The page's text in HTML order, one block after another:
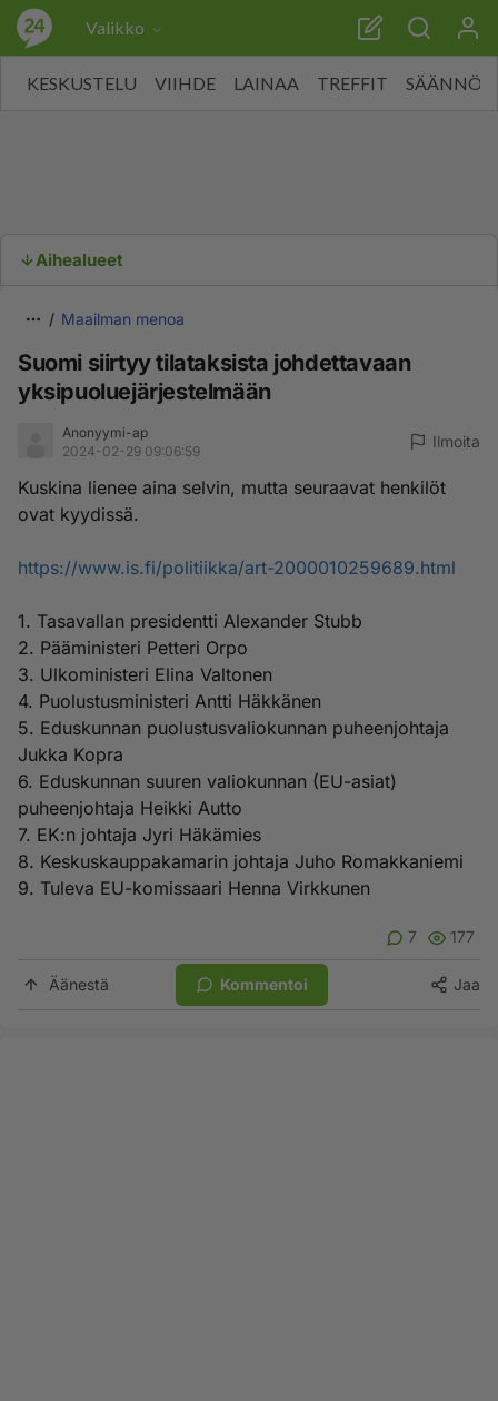
Valikko
KESKUSTELU VIIHDE LAINAA TREFFIT SÄÄNNÖT
Aihealueet
Maailman menoa
Suomi siirtyy tilataksista johdettavaan
yksipuoluejärjestelmään
Anonyymi-ap
2024-02-29 09:06:59
Ilmoita
Kuskina lienee aina selvin, mutta seuraavat henkilöt
ovat kyydissä.
https://www.is.fi/politiikka/art-2000010259689.html
1. Tasavallan presidentti Alexander Stubb
2. Pääministeri Petteri Orpo
3. Ulkoministeri Elina Valtonen
4. Puolustusministeri Antti Häkkänen
5. Eduskunnan puolustusvaliokunnan puheenjohtaja
Jukka Kopra
6. Eduskunnan suuren valiokunnan (EU-asiat)
puheenjohtaja Heikki Autto
7. EK:n johtaja Jyri Häkämies
8. Keskuskauppakamarin johtaja Juho Romakkaniemi
9. Tuleva EU-komissaari Henna Virkkunen
7 177
Äänestä Kommentoi Jaa